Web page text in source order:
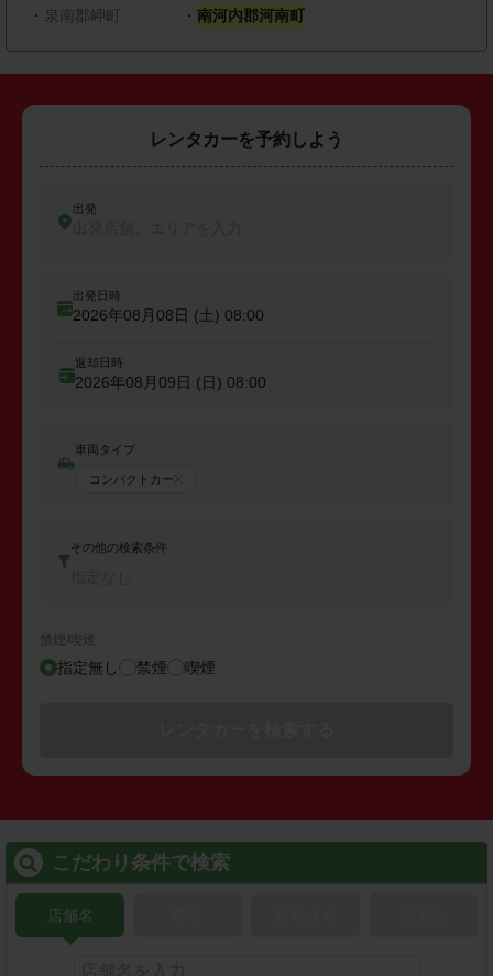
・ 泉南郡岬町 ・ 南河内郡河南町
レンタカーを予約しよう
出発
出発日時
2026年08月08日 (土) 08:00
返却日時
2026年08月09日 (日) 08:00
車両タイプ
コンパクトカー
その他の検索条件
禁煙/喫煙
指定無し 禁煙 喫煙
こだわり条件で検索
店舗名